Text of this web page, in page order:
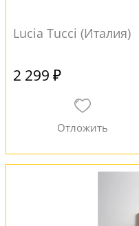
Lucia Tucci (Италия)
2 299 ₽